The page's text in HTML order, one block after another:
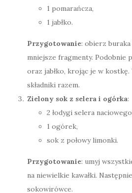
1 pomarańcza,
1 jabłko.
Przygotowanie: obierz
mniejsze fragmenty. Podobnie
oraz jabłko, krojąc je w
składniki razem.
Zielony sok z selera i ogórka:
2 łodygi selera
1 ogórek,
sok z połowy limonki.
Przygotowanie: umyj
na niewielkie kawałki.
sokowirówce.